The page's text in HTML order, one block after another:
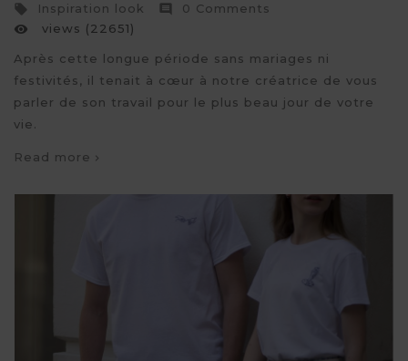

Inspiration look 
0 Comments
 views (22651)
Après cette longue période sans mariages ni
festivités, il tenait à cœur à notre créatrice de vous
parler de son travail pour le plus beau jour de votre
vie.
Read more